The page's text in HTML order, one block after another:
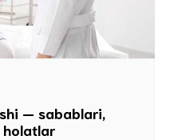
— sabablari,
holatlar